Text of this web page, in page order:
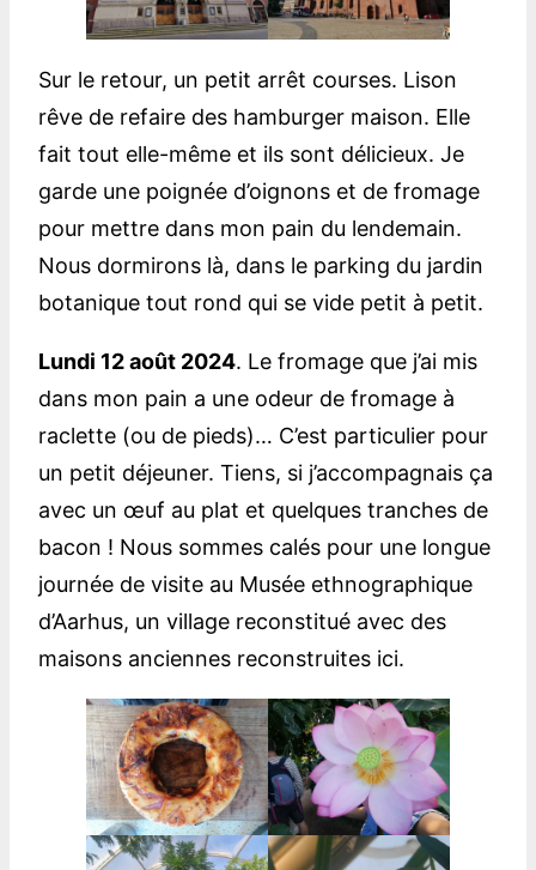
Sur le retour, un petit arrêt courses. Lison
rêve de refaire des hamburger maison. Elle
fait tout elle-même et ils sont délicieux. Je
garde une poignée d’oignons et de fromage
pour mettre dans mon pain du lendemain.
Nous dormirons là, dans le parking du jardin
botanique tout rond qui se vide petit à petit.
Lundi 12 août 2024. Le fromage que j’ai mis
dans mon pain a une odeur de fromage à
raclette (ou de pieds)… C’est particulier pour
un petit déjeuner. Tiens, si j’accompagnais ça
avec un œuf au plat et quelques tranches de
bacon ! Nous sommes calés pour une longue
journée de visite au Musée ethnographique
d’Aarhus, un village reconstitué avec des
maisons anciennes reconstruites ici.